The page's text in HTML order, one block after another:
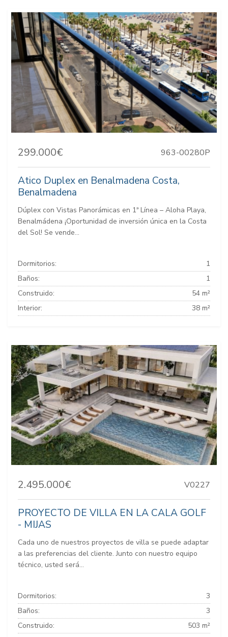
299.000€ 963-00280P
Atico Duplex en Benalmadena Costa,
Benalmadena
Dúplex con Vistas Panorámicas en 1ª Línea – Aloha Playa,
Benalmádena ¡Oportunidad de inversión única en la Costa
del Sol! Se vende...
Dormitorios:
1
Baños:
1
Construido:
54 m²
Interior:
38 m²
2.495.000€ V0227
PROYECTO DE VILLA EN LA CALA GOLF
- MIJAS
Cada uno de nuestros proyectos de villa se puede adaptar
a las preferencias del cliente. Junto con nuestro equipo
técnico, usted será...
Dormitorios:
3
Baños:
3
Construido:
503 m²